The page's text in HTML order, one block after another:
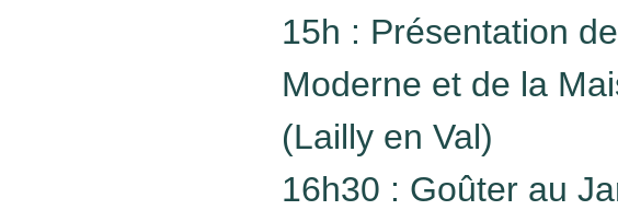
15h : Présentation
Moderne et de la
(Lailly en Val)
16h30 : Goûter au